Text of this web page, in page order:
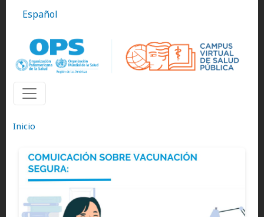
Español
Inicio